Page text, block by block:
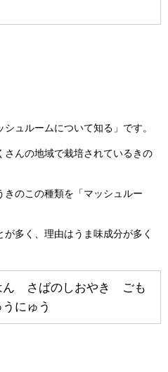
ュルームについて知る」です。
さんの地域で栽培されているきの
きのこの種類を「マッシュルー
多く、理由はうま味成分が多く
ん さばのしおやき ごも
にゅう